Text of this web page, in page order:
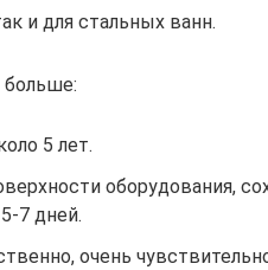
и для стальных ванн.
больше:
5 лет.
оборудования,
7 дней.
очень